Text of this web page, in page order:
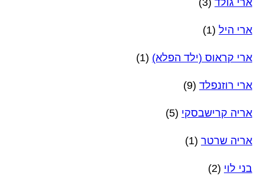
ארי היל (1)
ארי קראוס (ילד הפלא) (1)
ארי רוזנפלד (9)
אריה קרישבסקי (5)
אריה שרטר (1)
בני לוי (2)